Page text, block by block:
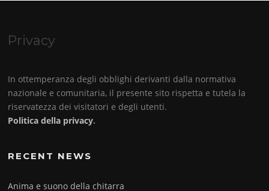
Privacy
In ottemperanza degli obblighi derivanti dalla normativa
nazionale e comunitaria, il presente sito rispetta e tutela la
riservatezza dei visitatori e degli utenti.
Politica della privacy.
RECENT NEWS
Anima e suono della chitarra